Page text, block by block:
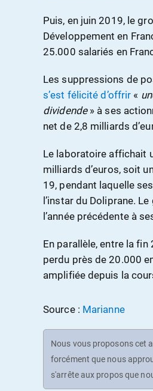
Puis, en juin 2019, le
Développement en
25.000 salariés en
Les suppressions de
s’est félicité d’offrir «
dividende» à ses
net de 2,8 milliards
Le laboratoire affichait
milliards d’euros, soit
19, pendant laquelle
l’instar du Doliprane.
l’année précédente à
En parallèle, entre la
perdu près de 20.000
amplifiée depuis la
Source : Marianne
Nous vous proposons cet
forcément que nous
s'arrête aux propos que